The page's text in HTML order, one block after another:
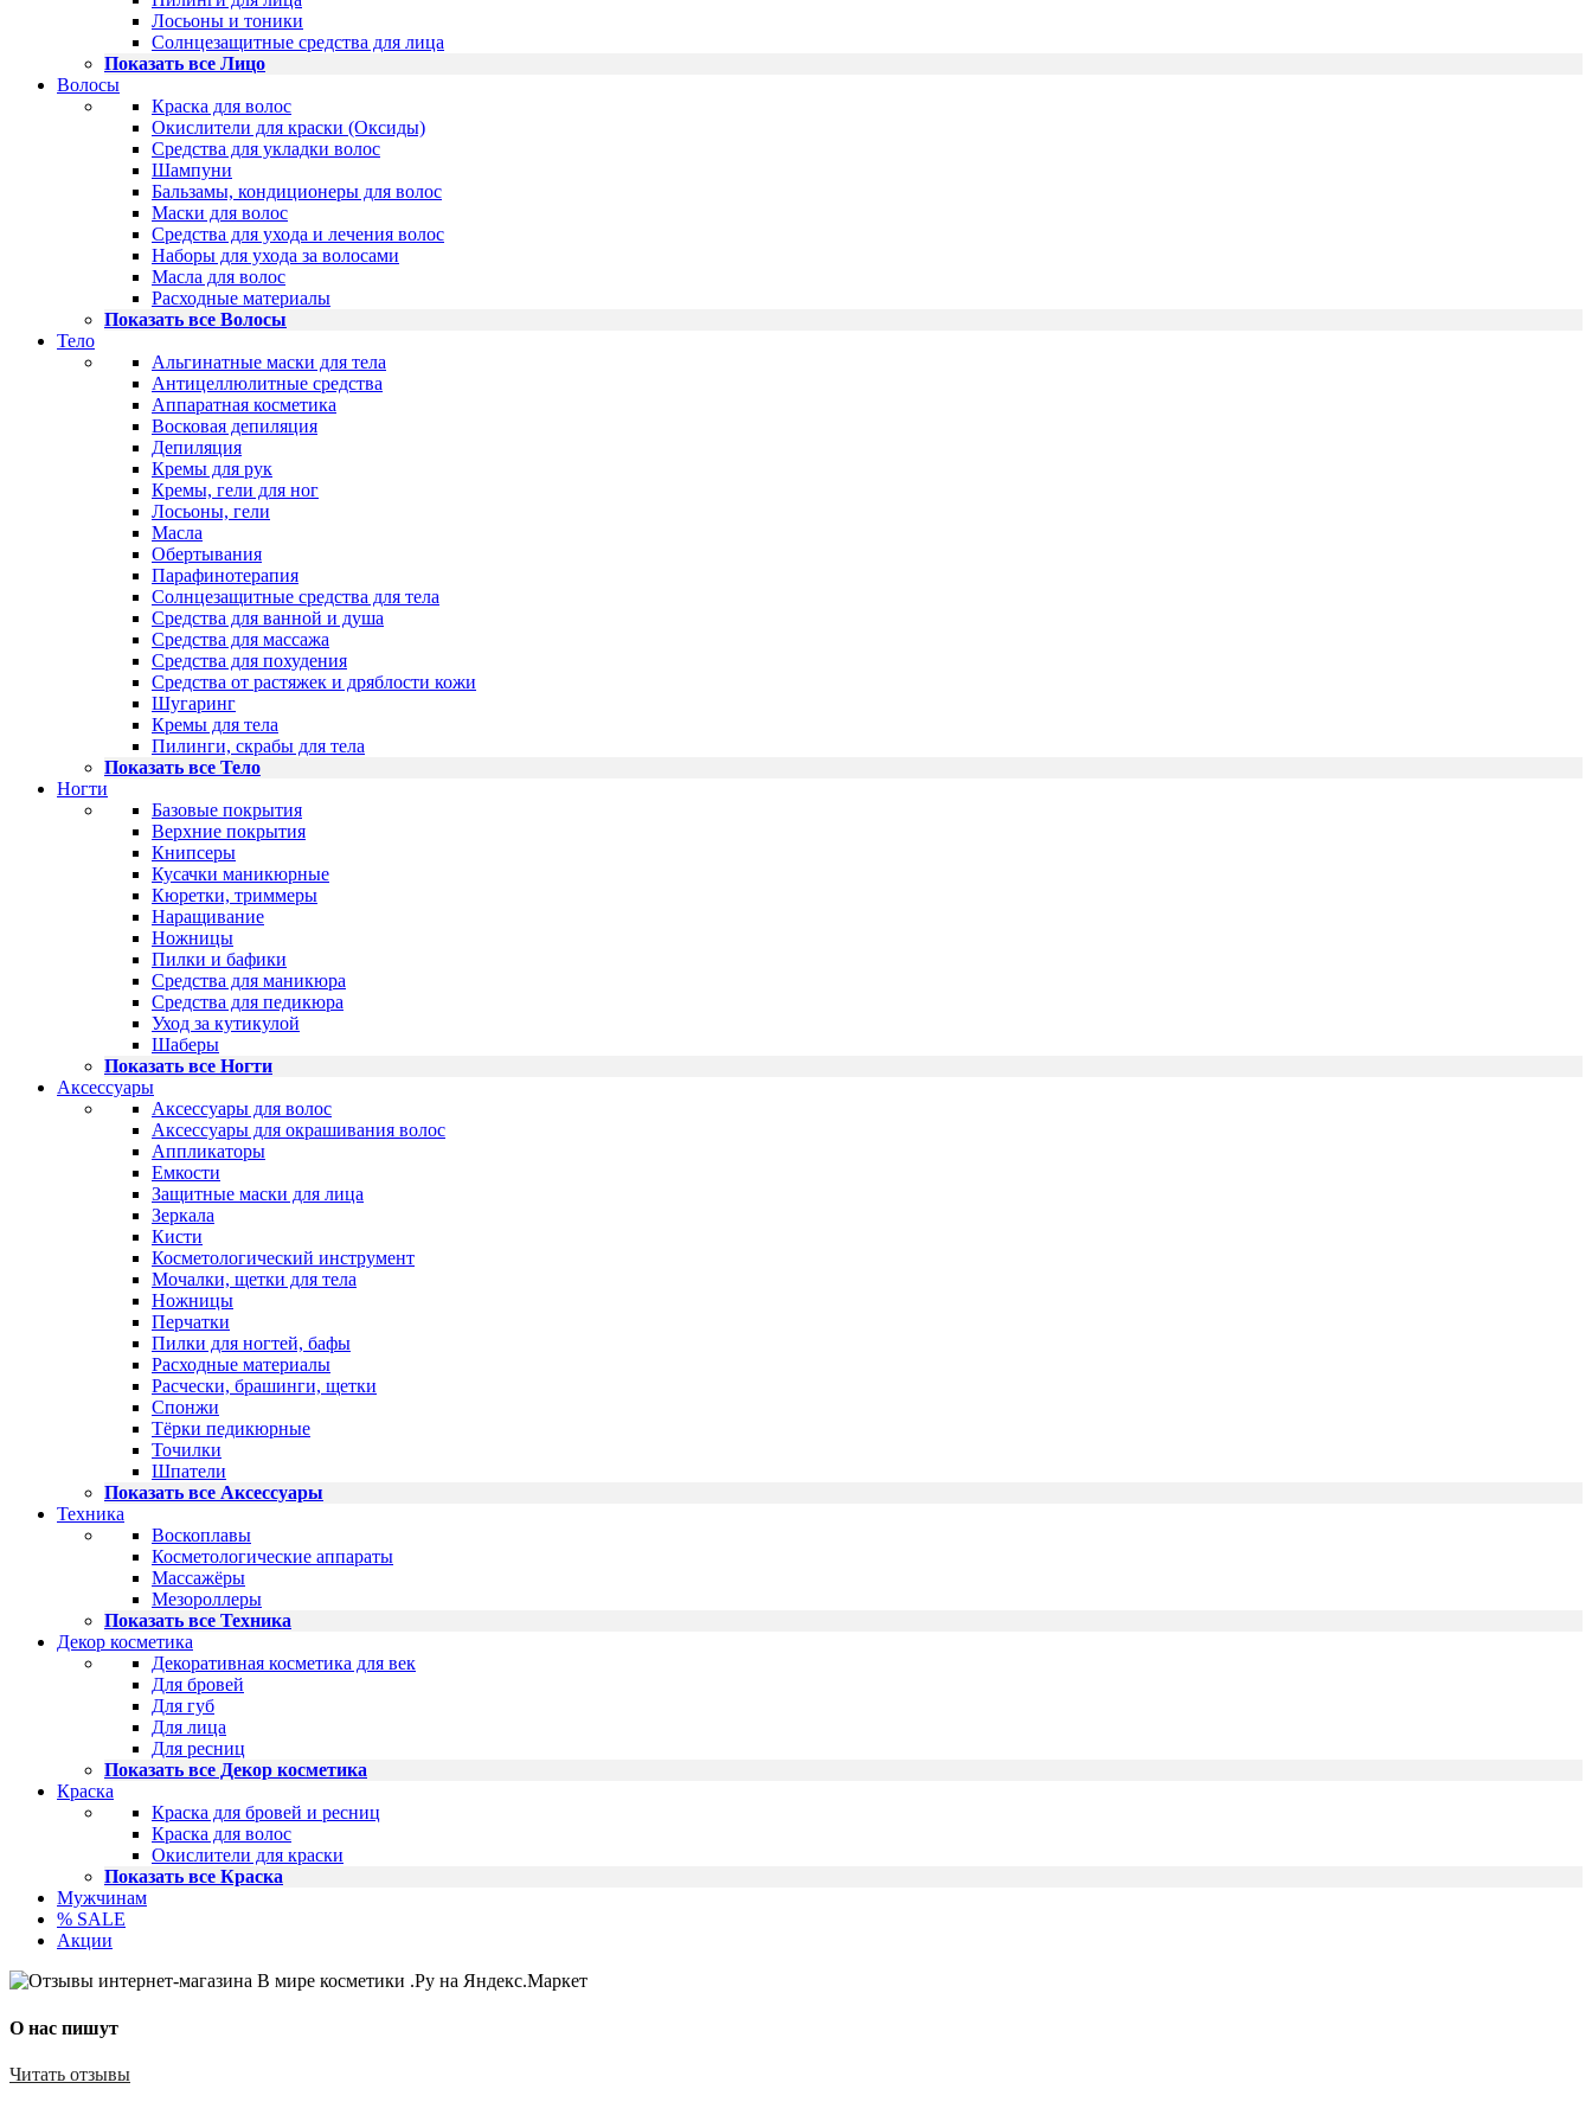
Лосьоны и тоники
Солнцезащитные средства для лица
Показать все Лицо
Волосы
Краска для волос
Окислители для краски (Оксиды)
Средства для укладки волос
Шампуни
Бальзамы, кондиционеры для волос
Маски для волос
Средства для ухода и лечения волос
Наборы для ухода за волосами
Масла для волос
Расходные материалы
Показать все Волосы
Тело
Альгинатные маски для тела
Антицеллюлитные средства
Аппаратная косметика
Восковая депиляция
Депиляция
Кремы для рук
Кремы, гели для ног
Лосьоны, гели
Масла
Обертывания
Парафинотерапия
Солнцезащитные средства для тела
Средства для ванной и душа
Средства для массажа
Средства для похудения
Средства от растяжек и дряблости кожи
Шугаринг
Кремы для тела
Пилинги, скрабы для тела
Показать все Тело
Ногти
Базовые покрытия
Верхние покрытия
Книпсеры
Кусачки маникюрные
Кюретки, триммеры
Наращивание
Ножницы
Пилки и бафики
Средства для маникюра
Средства для педикюра
Уход за кутикулой
Шаберы
Показать все Ногти
Аксессуары
Аксессуары для волос
Аксессуары для окрашивания волос
Аппликаторы
Емкости
Защитные маски для лица
Зеркала
Кисти
Косметологический инструмент
Мочалки, щетки для тела
Ножницы
Перчатки
Пилки для ногтей, бафы
Расходные материалы
Расчески, брашинги, щетки
Спонжи
Тёрки педикюрные
Точилки
Шпатели
Показать все Аксессуары
Техника
Воскоплавы
Косметологические аппараты
Массажёры
Мезороллеры
Показать все Техника
Декор косметика
Декоративная косметика для век
Для бровей
Для губ
Для лица
Для ресниц
Показать все Декор косметика
Краска
Краска для бровей и ресниц
Краска для волос
Окислители для краски
Показать все Краска
Мужчинам
% SALE
Акции
О нас пишут
Читать отзывы